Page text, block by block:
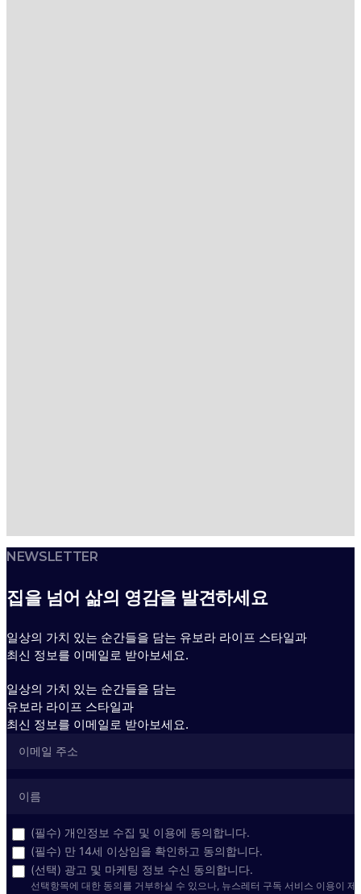
NEWSLETTER
집을 넘어 삶의 영감을 발견하세요
일상의 가치 있는 순간들을 담는 유보라 라이프 스타일과
최신 정보를 이메일로 받아보세요.
일상의 가치 있는 순간들을 담는
유보라 라이프 스타일과
최신 정보를 이메일로 받아보세요.
(필수) 개인정보 수집 및 이용에 동의합니다.
(필수) 만 14세 이상임을 확인하고 동의합니다.
(선택) 광고 및 마케팅 정보 수신 동의합니다.
선택항목에 대한 동의를 거부하실 수 있으나, 뉴스레터 구독 서비스 이용이 제